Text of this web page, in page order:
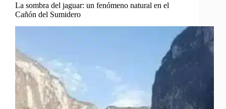
La sombra del jaguar: un fenómeno natural en el
Cañón del Sumidero